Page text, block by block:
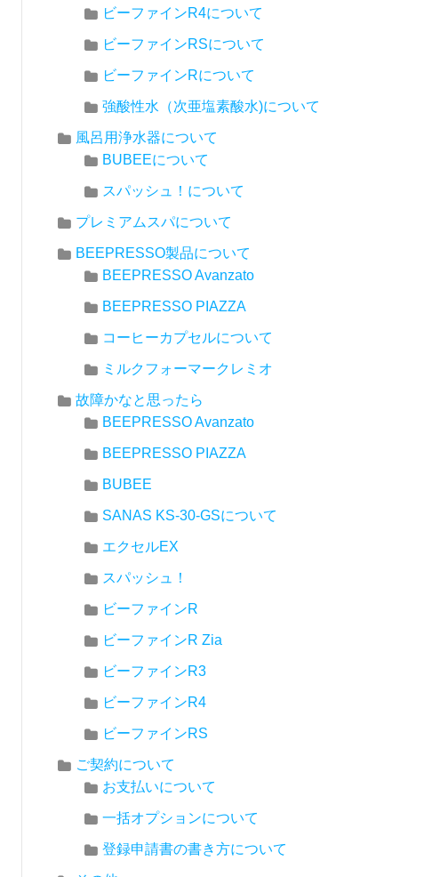
ビーファインR4について
ビーファインRSについて
ビーファインRについて
強酸性水（次亜塩素酸水)について
風呂用浄水器について
BUBEEについて
スパッシュ！について
プレミアムスパについて
BEEPRESSO製品について
BEEPRESSO Avanzato
BEEPRESSO PIAZZA
コーヒーカプセルについて
ミルクフォーマークレミオ
故障かなと思ったら
BEEPRESSO Avanzato
BEEPRESSO PIAZZA
BUBEE
SANAS KS-30-GSについて
エクセルEX
スパッシュ！
ビーファインR
ビーファインR Zia
ビーファインR3
ビーファインR4
ビーファインRS
ご契約について
お支払いについて
一括オプションについて
登録申請書の書き方について